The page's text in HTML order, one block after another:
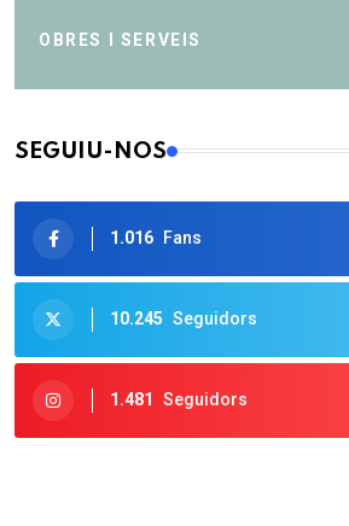
OBRES I SERVEIS
SEGUIU-NOS
1.016 Fans
10.245 Seguidors
1.481 Seguidors